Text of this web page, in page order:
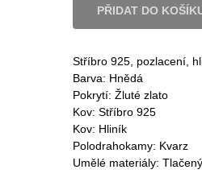
PŘIDAT DO
Stříbro 925, pozlacení,
Barva: Hnědá
Pokrytí: Žluté zlato
Kov: Stříbro 925
Kov: Hliník
Polodrahokamy: Kvarz
Umělé materiály: